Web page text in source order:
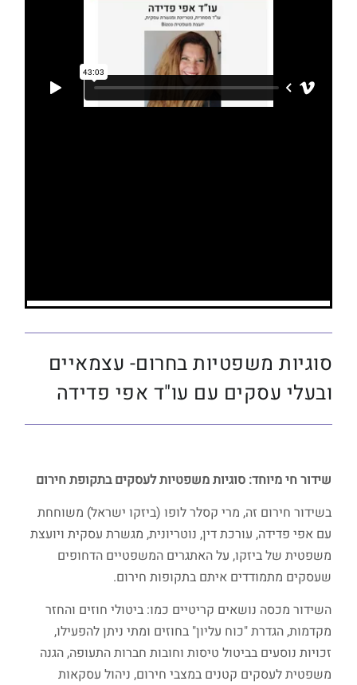
סוגיות משפטיות בחרום- עצמאיים
ובעלי עסקים עם עו"ד אפי פדידה
שידור חי מיוחד: סוגיות משפטיות לעסקים בתקופת חירום
בשידור חירום זה, מרי קסלר לופו (ביזקו ישראל) משוחחת
עם אפי פדידה, עורכת דין, נוטריונית, מגשרת עסקית ויועצת
משפטית של ביזקו, על האתגרים המשפטיים הדחופים
שעסקים מתמודדים איתם בתקופות חירום.
השידור מכסה נושאים קריטיים כמו: ביטולי חוזים והחזר
מקדמות, הגדרת "כוח עליון" בחוזים ומתי ניתן להפעילו,
זכויות נוסעים בביטול טיסות וחובות חברות התעופה, הגנה
משפטית לעסקים קטנים במצבי חירום, ניהול עסקאות